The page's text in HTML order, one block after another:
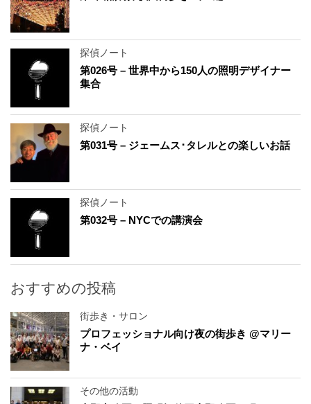
探偵ノート
第026号 – 世界中から150人の照明デザイナー
集合
探偵ノート
第031号 – ジェームス･タレルとの楽しいお話
探偵ノート
第032号 – NYCでの講演会
おすすめの投稿
街歩き・サロン
プロフェッショナル向け夜の街歩き @マリー
ナ・ベイ
その他の活動